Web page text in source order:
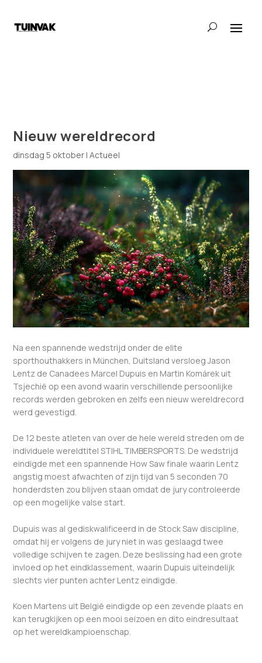
Nieuw wereldrecord
dinsdag 5 oktober |Actueel
Na een spannende wedstrijd onder de elite
sporthouthakkers in München, Duitsland versloeg Jason
Lentz de Canadees Marcel Dupuis en Martin Komárek uit
Tsjechië op een avond waarin verschillende persoonlijke
records werden gebroken en zelfs een nieuw wereldrecord
werd gevestigd.
De 12 beste atleten van over de hele wereld streden om de
individuele wereldtitel STIHL TIMBERSPORTS. De wedstrijd
eindigde met een spannende How Saw finale waarin Lentz
angstig moest afwachten of zijn tijd van 5 seconden 70
honderdsten zou blijven staan omdat de jury controleerde
op een mogelijke valse start.
Dupuis was al gediskwalificeerd in de Stock Saw discipline,
omdat hij er volgens de jury niet in was geslaagd twee
volledige schijven te zagen. Deze beslissing had een grote
invloed op het eindklassement, waarin Dupuis uiteindelijk
slechts vier punten achter Lentz eindigde.
Koen Martens uit België eindigde op een zevende plaats en
kan terugkijken op een mooi seizoen en dito eindresultaat
op het wereldkampioenschap.